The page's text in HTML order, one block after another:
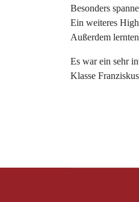
Besonders
Ein weiteres
Außerdem
Es war ein sehr
Klasse Franziskus